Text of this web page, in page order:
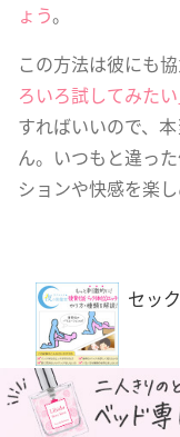
ょう。
この方法は彼にも
ろいろ試してみた
すればいいので、
ん。いつもと違っ
ションや快感を楽
セッ